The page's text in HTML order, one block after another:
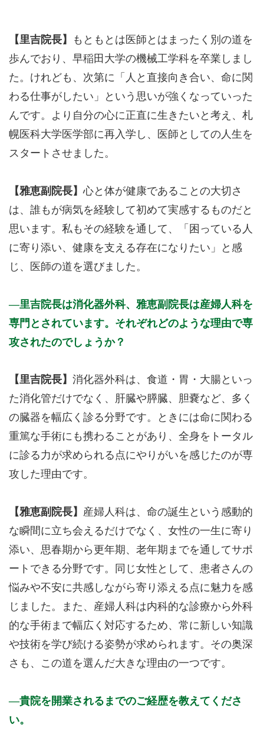
【里吉院長】
もともとは医師とはまったく別の道を
歩んでおり、早稲田大学の機械工学科を卒業しまし
た。けれども、次第に「人と直接向き合い、命に関
わる仕事がしたい」という思いが強くなっていった
んです。より自分の心に正直に生きたいと考え、札
幌医科大学医学部に再入学し、医師としての人生を
スタートさせました。
【雅恵副院長】心と体が健康であることの大切さ
は、誰もが病気を経験して初めて実感するものだと
思います。私もその経験を通して、「困っている人
に寄り添い、健康を支える存在になりたい」と感
じ、医師の道を選びました。
里吉院長は消化器外科、雅恵副院長は産婦人科を
専門とされています。それぞれどのような理由で専
攻されたのでしょうか？
【里吉院長】 消化器外科は、食道・胃・大腸といっ
た消化管だけでなく、肝臓や膵臓、胆嚢など、多く
の臓器を幅広く診る分野です。ときには命に関わる
重篤な手術にも携わることがあり、全身をトータル
に診る力が求められる点にやりがいを感じたのが専
攻した理由です。
【雅恵副院長】 産婦人科は、命の誕生という感動的
な瞬間に立ち会えるだけでなく、女性の一生に寄り
添い、思春期から更年期、老年期までを通してサポ
ートできる分野です。同じ女性として、患者さんの
悩みや不安に共感しながら寄り添える点に魅力を感
じました。また、産婦人科は内科的な診療から外科
的な手術まで幅広く対応するため、常に新しい知識
や技術を学び続ける姿勢が求められます。その奥深
さも、この道を選んだ大きな理由の一つです。
貴院を開業されるまでのご経歴を教えてくださ
い。